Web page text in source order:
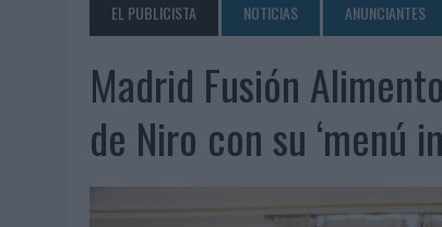
06/08/2026 | SYSTEM1 NOMBRA A KIMBERLY BASTONI COMO
06/08/2026
FRIGO Y UNIQLO LANZAN UNA COLECCIÓN
06/08/2026 |
LA IA ESTÁ SUBIENDO EL LISTÓN DE LA
05/08/2026
BEON WORLDWIDE LANZA RAÍZ URBANA
05/08/2026 | LOPESAN HOTELS & RESORTS ACERCA EL
EL PUBLICISTA NOTICIAS ANUNCIANTES
Madrid Fusión
de Niro con su ‘menú